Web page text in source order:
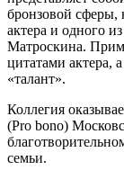
бронзовой сферы,
актера и одного
Матроскина.
цитатами актера,
«талант».
Коллегия
(Pro bono)
семьи.